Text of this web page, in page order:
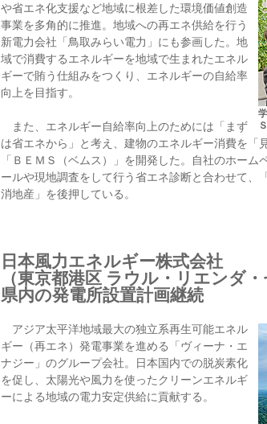
や省エネ化支援など地域に根差した環境価値創造
事業を多角的に推進。地域への再エネ供給を行う
新電力会社「鳥取みらい電力」にも参画した。地
域で消費するエネルギーを地域で生まれたエネル
ギーで賄う仕組みをつくり、エネルギーの自給率
向上を目指す。
また、エネルギー自給率向上のためには「まず
は省エネから」と考え、建物のエネルギー消費を「
「ＢＥＭＳ（ベムス）」を開発した。自社のホー
ールや現地調査をして行う省エネ診断と合わせて、
消地産」を後押している。
日本風力エネルギー株式会社
（東京都港区 ラウル・リエンダ・
県内の発電所設置計画継続
アジア太平洋地域最大の独立系再生可能エネル
ギー（再エネ）発電事業を進める「ヴィーナ・エ
ナジー」のグループ会社。日本国内での脱炭素化
を促し、太陽光や風力を使ったクリーンエネルギ
ーによる地域の電力安定供給に貢献する。